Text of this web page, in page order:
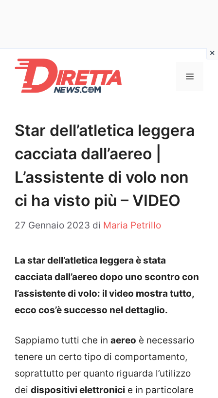
contenuto
Menu
Star dell’atletica leggera
cacciata dall’aereo |
L’assistente di volo non
ci ha visto più – VIDEO
27 Gennaio 2023 di Maria Petrillo
La star dell’atletica leggera è stata
cacciata dall’aereo dopo uno scontro con
l’assistente di volo: il video mostra tutto,
ecco cos’è successo nel dettaglio.
Sappiamo tutti che in aereo è necessario
tenere un certo tipo di comportamento,
soprattutto per quanto riguarda l’utilizzo
dei dispositivi elettronici e in particolare